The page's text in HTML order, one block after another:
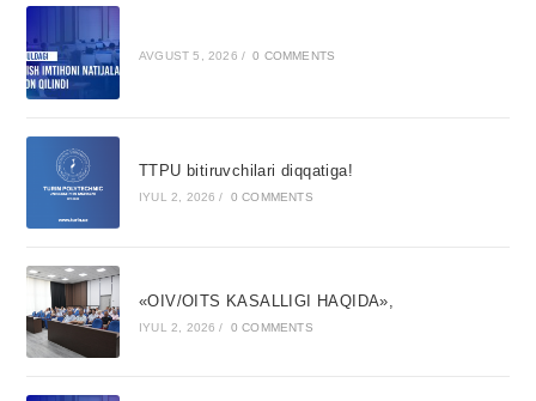
AVGUST 5, 2026 / 0 COMMENTS
TTPU bitiruvchilari diqqatiga!
IYUL 2, 2026 / 0 COMMENTS
«OIV/OITS KASALLIGI HAQIDA»,
IYUL 2, 2026 / 0 COMMENTS